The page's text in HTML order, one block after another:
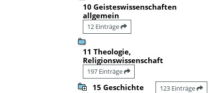
10 Geisteswissenschaften
allgemein
12 Einträge
11 Theologie,
Religionswissenschaft
197 Einträge
15 Geschichte 123 Einträge